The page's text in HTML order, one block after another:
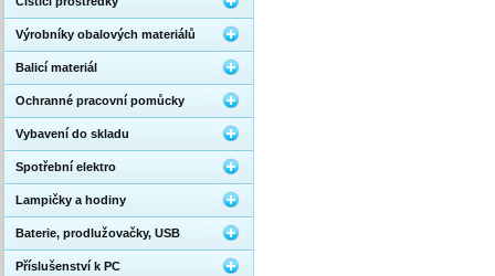
Výrobníky obalových materiálů
Balicí materiál
Ochranné pracovní pomůcky
Vybavení do skladu
Spotřební elektro
Lampičky a hodiny
Baterie, prodlužovačky, USB
Příslušenství k PC